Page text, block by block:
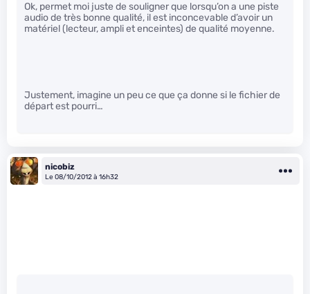
Ok, permet moi juste de souligner que lorsqu’on a une piste
audio de très bonne qualité, il est inconcevable d’avoir un
matériel (lecteur, ampli et enceintes) de qualité moyenne.
Justement, imagine un peu ce que ça donne si le fichier de
départ est pourri…
nicobiz
Le 08/10/2012 à 16h32